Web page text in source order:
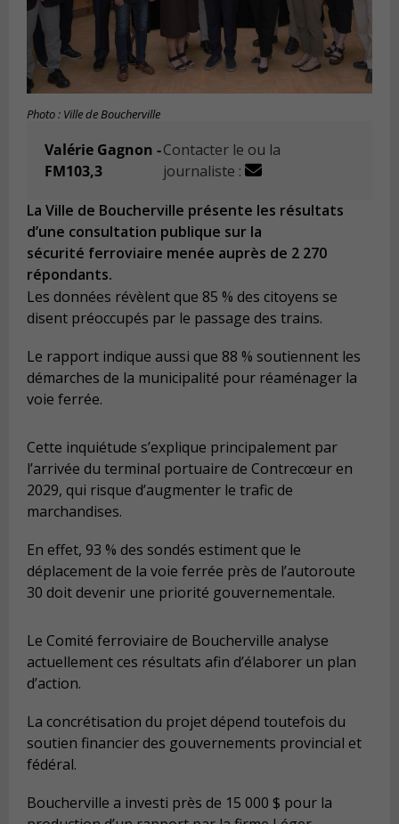
Photo : Ville de Boucherville
Valérie Gagnon -
FM103,3
Contacter le ou la
journaliste :
La Ville de Boucherville présente les résultats
d’une consultation publique sur la
sécurité ferroviaire menée auprès de 2 270
répondants.
Les données révèlent que 85 % des citoyens se
disent préoccupés par le passage des trains.
Le rapport indique aussi que 88 % soutiennent les
démarches de la municipalité pour réaménager la
voie ferrée.
Cette inquiétude s’explique principalement par
l’arrivée du terminal portuaire de Contrecœur en
2029, qui risque d’augmenter le trafic de
marchandises.
En effet, 93 % des sondés estiment que le
déplacement de la voie ferrée près de l’autoroute
30 doit devenir une priorité gouvernementale.
Le Comité ferroviaire de Boucherville analyse
actuellement ces résultats afin d’élaborer un plan
d’action.
La concrétisation du projet dépend toutefois du
soutien financier des gouvernements provincial et
fédéral.
Boucherville a investi près de 15 000 $ pour la